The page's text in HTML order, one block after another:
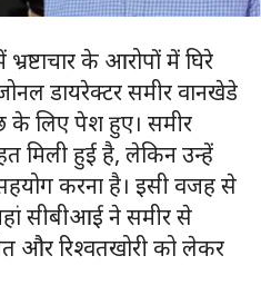
के आरोपों में घिरे
डायरेक्टर समीर वानखेडे
लिए पेश हुए। समीर
मिली हुई है, लेकिन उन्हें
करना है। इसी वजह से
सीबीआई ने समीर से
और रिश्वतखोरी को लेकर